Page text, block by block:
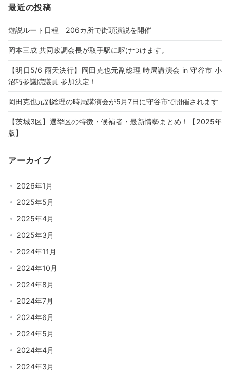
最近の投稿
遊説ルート日程 206カ所で街頭演説を開催
岡本三成 共同政調会長が取手駅に駆けつけます。
【明日5/6 雨天決行】岡田克也元副総理 時局講演会 in 守谷市 小
沼巧参議院議員 参加決定！
岡田克也元副総理の時局講演会が5月7日に守谷市で開催されます
【茨城3区】選挙区の特徴・候補者・最新情勢まとめ！【2025年
版】
アーカイブ
2026年1月
2025年5月
2025年4月
2025年3月
2024年11月
2024年10月
2024年8月
2024年7月
2024年6月
2024年5月
2024年4月
2024年3月